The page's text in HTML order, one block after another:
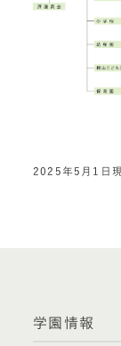
2025年5月1日
学園情報